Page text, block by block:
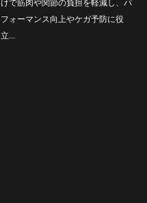
けで筋肉や関節の負担を軽減し、パ
フォーマンス向上やケガ予防に役
立...